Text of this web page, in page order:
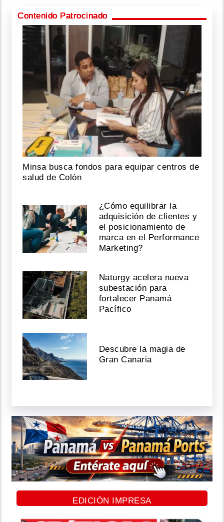
Contenido Patrocinado
Minsa busca fondos para equipar centros de
salud de Colón
¿Cómo equilibrar la
adquisición de clientes y
el posicionamiento de
marca en el Performance
Marketing?
Naturgy acelera nueva
subestación para
fortalecer Panamá
Pacífico
Descubre la magia de
Gran Canaria
EDICIÓN IMPRESA